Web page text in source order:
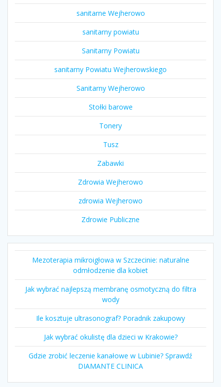
sanitarne Wejherowo
sanitarny powiatu
Sanitarny Powiatu
sanitarny Powiatu Wejherowskiego
Sanitarny Wejherowo
Stołki barowe
Tonery
Tusz
Zabawki
Zdrowia Wejherowo
zdrowia Wejherowo
Zdrowie Publiczne
Mezoterapia mikroigłowa w Szczecinie: naturalne
odmłodzenie dla kobiet
Jak wybrać najlepszą membranę osmotyczną do filtra
wody
Ile kosztuje ultrasonograf? Poradnik zakupowy
Jak wybrać okulistę dla dzieci w Krakowie?
Gdzie zrobić leczenie kanałowe w Lubinie? Sprawdź
DIAMANTE CLINICA